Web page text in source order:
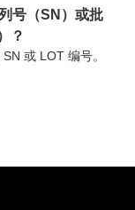
号（SN）或批
？
或 LOT 编号。